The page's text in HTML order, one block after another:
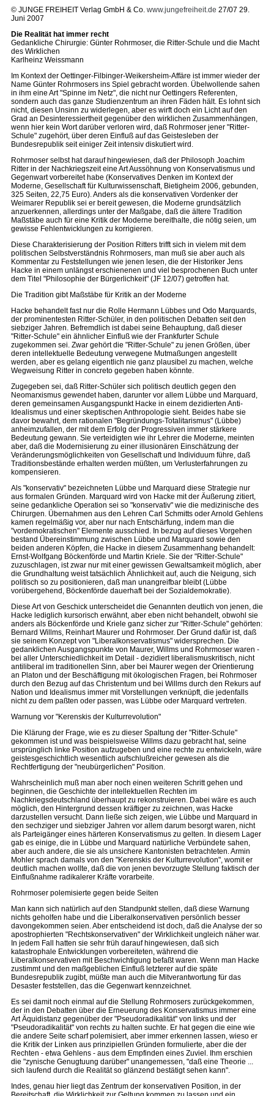
© JUNGE FREIHEIT Verlag GmbH & Co. www.jungefreiheit.de 27/07 29.
Juni 2007
Die Realität hat immer recht
Gedankliche Chirurgie: Günter Rohrmoser, die Ritter-Schule und die Macht
des Wirklichen
Karlheinz Weissmann
Im Kontext der Oettinger-Filbinger-Weikersheim-Affäre ist immer wieder der
Name Günter Rohrmosers ins Spiel gebracht worden. Übelwollende sahen
in ihm eine Art "Spinne im Netz", die nicht nur Oettingers Referenten,
sondern auch das ganze Studienzentrum an ihren Fäden hält. Es lohnt sich
nicht, diesen Unsinn zu widerlegen, aber es wirft doch ein Licht auf den
Grad an Desinteressiertheit gegenüber den wirklichen Zusammenhängen,
wenn hier kein Wort darüber verloren wird, daß Rohrmoser jener "Ritter-
Schule" zugehört, über deren Einfluß auf das Geistesleben der
Bundesrepublik seit einiger Zeit intensiv diskutiert wird.
Rohrmoser selbst hat darauf hingewiesen, daß der Philosoph Joachim
Ritter in der Nachkriegszeit eine Art Aussöhnung von Konservatismus und
Gegenwart vorbereitet habe (Konservatives Denken im Kontext der
Moderne, Gesellschaft für Kulturwissenschaft, Bietigheim 2006, gebunden,
325 Seiten, 22,75 Euro). Anders als die konservativen Vordenker der
Weimarer Republik sei er bereit gewesen, die Moderne grundsätzlich
anzuerkennen, allerdings unter der Maßgabe, daß die ältere Tradition
Maßstäbe auch für eine Kritik der Moderne bereithalte, die nötig seien, um
gewisse Fehlentwicklungen zu korrigieren.
Diese Charakterisierung der Position Ritters trifft sich in vielem mit dem
politischen Selbstverständnis Rohrmosers, man muß sie aber auch als
Kommentar zu Feststellungen wie jenen lesen, die der Historiker Jens
Hacke in einem unlängst erschienenen und viel besprochenen Buch unter
dem Titel "Philosophie der Bürgerlichkeit" (JF 12/07) getroffen hat.
Die Tradition gibt Maßstäbe für Kritik an der Moderne
Hacke behandelt fast nur die Rolle Hermann Lübbes und Odo Marquards,
der prominentesten Ritter-Schüler, in den politischen Debatten seit den
siebziger Jahren. Befremdlich ist dabei seine Behauptung, daß dieser
"Ritter-Schule" ein ähnlicher Einfluß wie der Frankfurter Schule
zugekommen sei. Zwar gehört die "Ritter-Schule" zu jenen Größen, über
deren intellektuelle Bedeutung verwegene Mutmaßungen angestellt
werden, aber es gelang eigentlich nie ganz plausibel zu machen, welche
Wegweisung Ritter in concreto gegeben haben könnte.
Zugegeben sei, daß Ritter-Schüler sich politisch deutlich gegen den
Neomarxismus gewendet haben, darunter vor allem Lübbe und Marquard,
deren gemeinsamen Ausgangspunkt Hacke in einem dezidierten Anti-
Idealismus und einer skeptischen Anthropologie sieht. Beides habe sie
davor bewahrt, dem rationalen "Begründungs-Totalitarismus" (Lübbe)
anheimzufallen, der mit dem Erfolg der Progressiven immer stärkere
Bedeutung gewann. Sie verteidigten wie ihr Lehrer die Moderne, meinten
aber, daß die Modernisierung zu einer illusionären Einschätzung der
Veränderungsmöglichkeiten von Gesellschaft und Individuum führe, daß
Traditionsbestände erhalten werden müßten, um Verlusterfahrungen zu
kompensieren.
Als "konservativ" bezeichneten Lübbe und Marquard diese Strategie nur
aus formalen Gründen. Marquard wird von Hacke mit der Äußerung zitiert,
seine gedankliche Operation sei so "konservativ" wie die medizinische des
Chirurgen. Übernahmen aus den Lehren Carl Schmitts oder Arnold Gehlens
kamen regelmäßig vor, aber nur nach Entschärfung, indem man die
"vordemokratischen" Elemente ausschied. In bezug auf dieses Vorgehen
bestand Übereinstimmung zwischen Lübbe und Marquard sowie den
beiden anderen Köpfen, die Hacke in diesem Zusammenhang behandelt:
Ernst-Wolfgang Böckenförde und Martin Kriele. Sie der "Ritter-Schule"
zuzuschlagen, ist zwar nur mit einer gewissen Gewaltsamkeit möglich, aber
die Grundhaltung weist tatsächlich Ähnlichkeit auf, auch die Neigung, sich
politisch so zu positionieren, daß man unangreifbar bleibt (Lübbe
vorübergehend, Böckenförde dauerhaft bei der Sozialdemokratie).
Diese Art von Geschick unterscheidet die Genannten deutlich von jenen, die
Hacke lediglich kursorisch erwähnt, aber eben nicht behandelt, obwohl sie
anders als Böckenförde und Kriele ganz sicher zur "Ritter-Schule" gehörten:
Bernard Willms, Reinhart Maurer und Rohrmoser. Der Grund dafür ist, daß
sie seinem Konzept von "Liberalkonservatismus" widersprechen. Die
gedanklichen Ausgangspunkte von Maurer, Willms und Rohrmoser waren -
bei aller Unterschiedlichkeit im Detail - dezidiert liberalismuskritisch, nicht
antiliberal im traditionellen Sinn, aber bei Maurer wegen der Orientierung
an Platon und der Beschäftigung mit ökologischen Fragen, bei Rohrmoser
durch den Bezug auf das Christentum und bei Willms durch den Rekurs auf
Nation und Idealismus immer mit Vorstellungen verknüpft, die jedenfalls
nicht zu dem paßten oder passen, was Lübbe oder Marquard vertreten.
Warnung vor "Kerenskis der Kulturrevolution"
Die Klärung der Frage, wie es zu dieser Spaltung der "Ritter-Schule"
gekommen ist und was beispielsweise Willms dazu gebracht hat, seine
ursprünglich linke Position aufzugeben und eine rechte zu entwickeln, wäre
geistesgeschichtlich wesentlich aufschlußreicher gewesen als die
Rechtfertigung der "neubürgerlichen" Position.
Wahrscheinlich muß man aber noch einen weiteren Schritt gehen und
beginnen, die Geschichte der intellektuellen Rechten im
Nachkriegsdeutschland überhaupt zu rekonstruieren. Dabei wäre es auch
möglich, den Hintergrund dessen kräftiger zu zeichnen, was Hacke
darzustellen versucht. Dann ließe sich zeigen, wie Lübbe und Marquard in
den sechziger und siebziger Jahren vor allem darum besorgt waren, nicht
als Parteigänger eines härteren Konservatismus zu gelten. In diesem Lager
gab es einige, die in Lübbe und Marquard natürliche Verbündete sahen,
aber auch andere, die sie als unsichere Kantonisten betrachteten. Armin
Mohler sprach damals von den "Kerenskis der Kulturrevolution", womit er
deutlich machen wollte, daß die von jenen bevorzugte Stellung faktisch der
Einflußnahme radikalerer Kräfte vorarbeite.
Rohrmoser polemisierte gegen beide Seiten
Man kann sich natürlich auf den Standpunkt stellen, daß diese Warnung
nichts geholfen habe und die Liberalkonservativen persönlich besser
davongekommen seien. Aber entscheidend ist doch, daß die Analyse der so
apostrophierten "Rechtskonservativen" der Wirklichkeit ungleich näher war.
In jedem Fall hatten sie sehr früh darauf hingewiesen, daß sich
katastrophale Entwicklungen vorbereiteten, während die
Liberalkonservativen mit Beschwichtigung befaßt waren. Wenn man Hacke
zustimmt und den maßgeblichen Einfluß letzterer auf die späte
Bundesrepublik zugibt, müßte man auch die Mitverantwortung für das
Desaster feststellen, das die Gegenwart kennzeichnet.
Es sei damit noch einmal auf die Stellung Rohrmosers zurückgekommen,
der in den Debatten über die Erneuerung des Konservatismus immer eine
Art Äquidistanz gegenüber der "Pseudoradikalität" von links und der
"Pseudoradikalität" von rechts zu halten suchte. Er hat gegen die eine wie
die andere Seite scharf polemisiert, aber immer erkennen lassen, wieso er
die Kritik der Linken aus prinzipiellen Gründen formulierte, aber die der
Rechten - etwa Gehlens - aus dem Empfinden eines Zuviel. Ihm erschien
die "zynische Genugtuung darüber" unangemessen, "daß eine Theorie ...
sich laufend durch die Realität so glänzend bestätigt sehen kann".
Indes, genau hier liegt das Zentrum der konservativen Position, in der